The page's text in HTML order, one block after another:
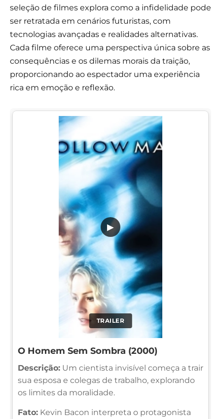
seleção de filmes explora como a infidelidade pode
ser retratada em cenários futuristas, com
tecnologias avançadas e realidades alternativas.
Cada filme oferece uma perspectiva única sobre as
consequências e os dilemas morais da traição,
proporcionando ao espectador uma experiência
rica em emoção e reflexão.
TRAILER
▶
O Homem Sem Sombra (2000)
Descrição: Um cientista invisível começa a trair
sua esposa e colegas de trabalho, explorando
os limites da moralidade.
Fato: Kevin Bacon interpreta o protagonista